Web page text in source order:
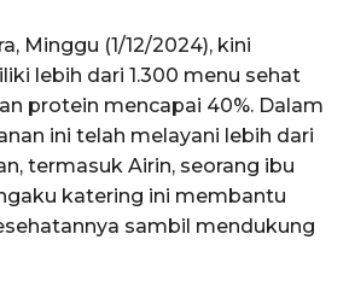
Minggu (1/12/2024), kini
lebih dari 1.300 menu sehat
protein mencapai 40%. Dalam
ini telah melayani lebih dari
termasuk Airin, seorang ibu
katering ini membantu
sambil mendukung